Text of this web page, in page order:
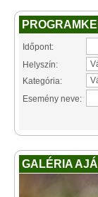
Időpont:
Helyszín:
Kategória:
Esemény neve:
GALÉRIA